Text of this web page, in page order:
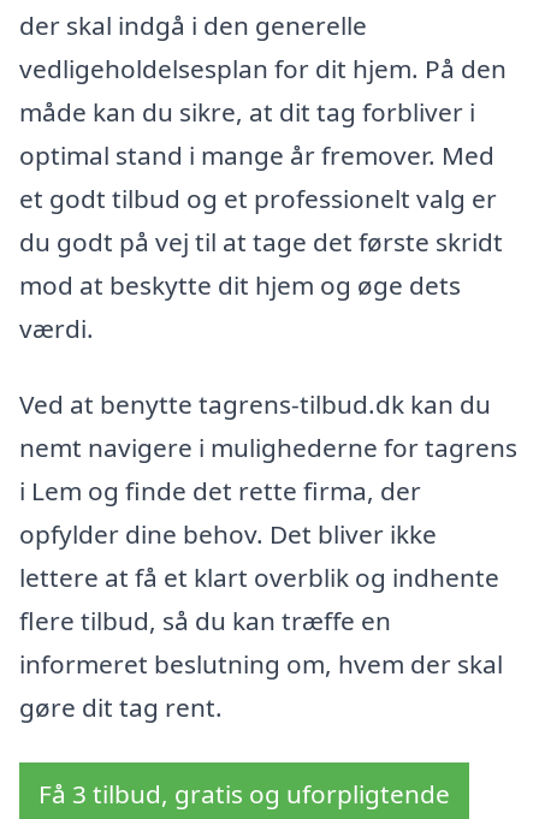
der skal indgå i den generelle
vedligeholdelsesplan for dit hjem. På den
måde kan du sikre, at dit tag forbliver i
optimal stand i mange år fremover. Med
et godt tilbud og et professionelt valg er
du godt på vej til at tage det første skridt
mod at beskytte dit hjem og øge dets
værdi.
Ved at benytte tagrens-tilbud.dk kan du
nemt navigere i mulighederne for tagrens
i Lem og finde det rette firma, der
opfylder dine behov. Det bliver ikke
lettere at få et klart overblik og indhente
flere tilbud, så du kan træffe en
informeret beslutning om, hvem der skal
gøre dit tag rent.
Få 3 tilbud, gratis og uforpligtende